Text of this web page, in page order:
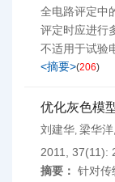
全电路评定中
评定时应进行
不适用于试验
<摘要>(206)
优化灰色模
刘建华, 梁华洋,
2011, 37(11):
摘要： 针对传